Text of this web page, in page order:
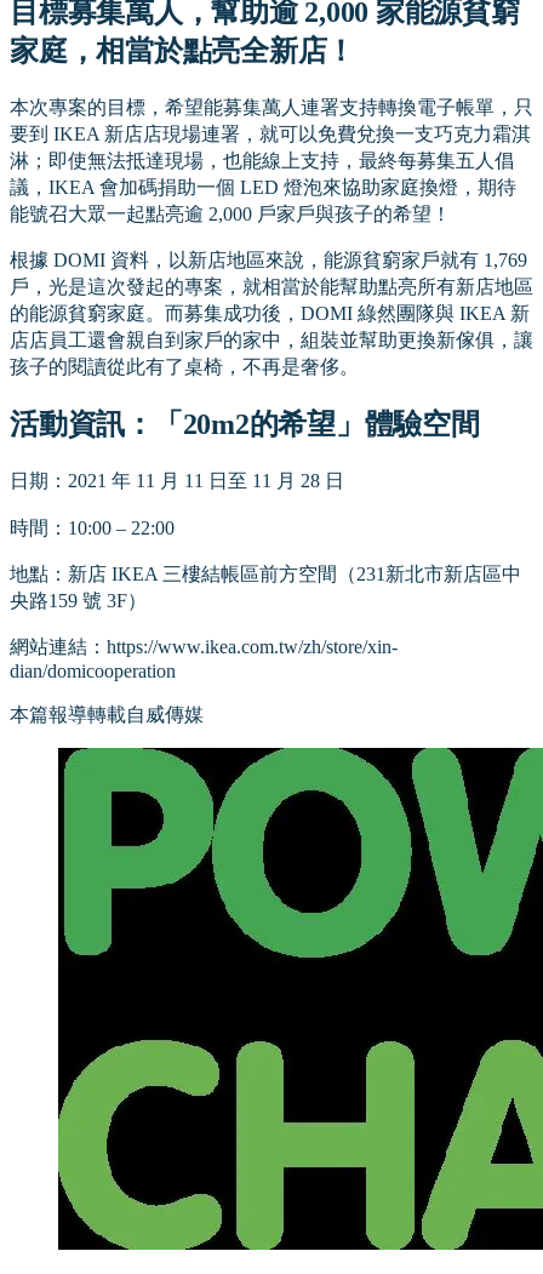
目標募集萬人，幫助逾 2,000 家能源貧窮
家庭，相當於點亮全新店！
本次專案的目標，希望能募集萬人連署支持轉換電子帳單，只
要到 IKEA 新店店現場連署，就可以免費兌換一支巧克力霜淇
淋；即使無法抵達現場，也能線上支持，最終每募集五人倡
議，IKEA 會加碼捐助一個 LED 燈泡來協助家庭換燈，期待
能號召大眾一起點亮逾 2,000 戶家戶與孩子的希望！
根據 DOMI 資料，以新店地區來說，能源貧窮家戶就有 1,769
戶，光是這次發起的專案，就相當於能幫助點亮所有新店地區
的能源貧窮家庭。而募集成功後，DOMI 綠然團隊與 IKEA 新
店店員工還會親自到家戶的家中，組裝並幫助更換新傢俱，讓
孩子的閱讀從此有了桌椅，不再是奢侈。
活動資訊：「20m2的希望」體驗空間
日期：2021 年 11 月 11 日至 11 月 28 日
時間：10:00 – 22:00
地點：新店 IKEA 三樓結帳區前方空間（231新北市新店區中
央路159 號 3F）
網站連結：https://www.ikea.com.tw/zh/store/xin-
dian/domicooperation
本篇報導轉載自威傳媒